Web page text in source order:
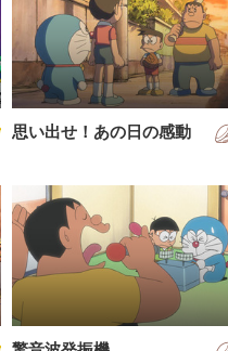
通常回
誕生日スペシャル
思い出せ！あの日の感動